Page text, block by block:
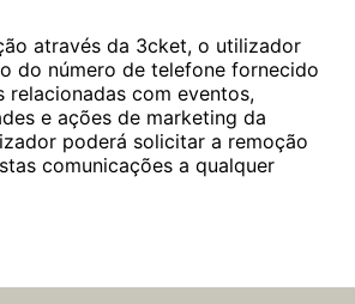
através da 3cket, o utilizador
do número de telefone fornecido
relacionadas com eventos,
e ações de marketing da
poderá solicitar a remoção
comunicações a qualquer